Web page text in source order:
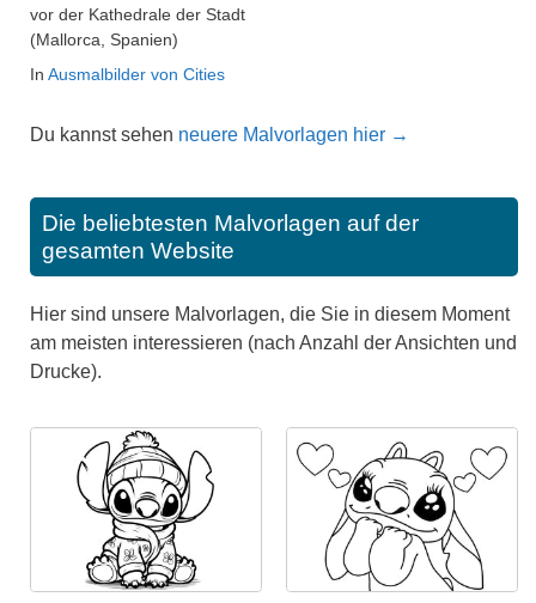
vor der Kathedrale der Stadt
(Mallorca, Spanien)
In Ausmalbilder von Cities
Du kannst sehen neuere Malvorlagen hier →
Die beliebtesten Malvorlagen auf der
gesamten Website
Hier sind unsere Malvorlagen, die Sie in diesem Moment
am meisten interessieren (nach Anzahl der Ansichten und
Drucke).